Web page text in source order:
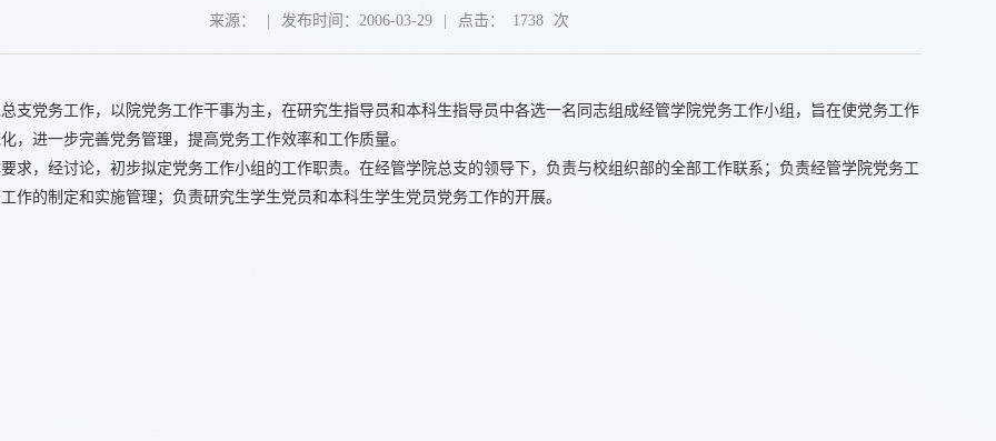
来源： 发布时间：2006-03-29 点击： 1738 次
支党务工作，以院党务工作干事为主，在研究生指导员和本科生指导员中各选一名同志组成经管学院党务工作小组，旨在使党务工作
，进一步完善党务管理，提高党务工作效率和工作质量。
求，经讨论，初步拟定党务工作小组的工作职责。在经管学院总支的领导下，负责与校组织部的全部工作联系；负责经管学院党务工
作的制定和实施管理；负责研究生学生党员和本科生学生党员党务工作的开展。